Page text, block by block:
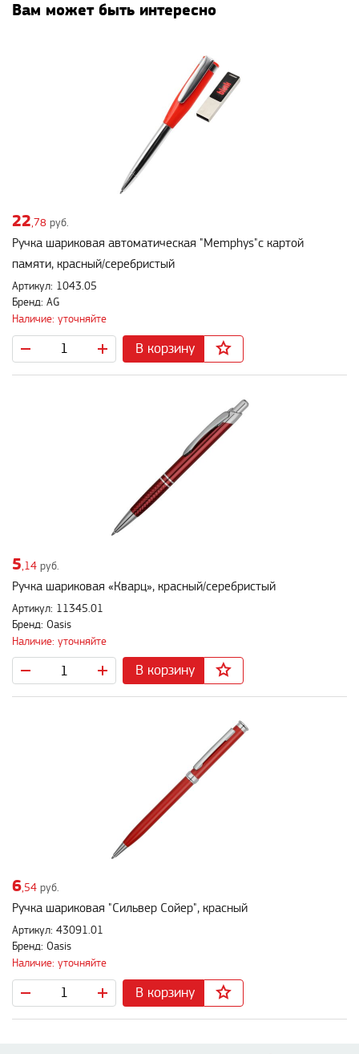
Вам может быть интересно
22,78 руб.
Ручка шариковая автоматическая "Memphys"с картой
памяти, красный/серебристый
Артикул: 1043.05
Бренд: AG
Наличие: уточняйте
В корзину
5 ,14 руб.
Ручка шариковая «Кварц», красный/серебристый
Артикул: 11345.01
Бренд: Oasis
Наличие: уточняйте
В корзину
6,54 руб.
Ручка шариковая "Сильвер Сойер", красный
Артикул: 43091.01
Бренд: Oasis
Наличие: уточняйте
В корзину